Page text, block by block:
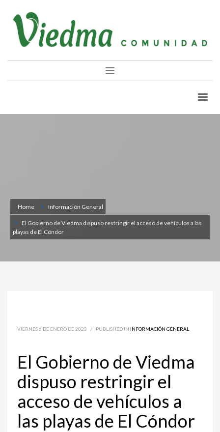
Home Información General
El Gobierno de Viedma dispuso restringir el acceso de vehículos a las
playas de El Cóndor
VIERNES 6 DE ENERO DE 2023 / PUBLISHED IN INFORMACIÓN GENERAL
El Gobierno de Viedma
dispuso restringir el
acceso de vehículos a
las playas de El Cóndor